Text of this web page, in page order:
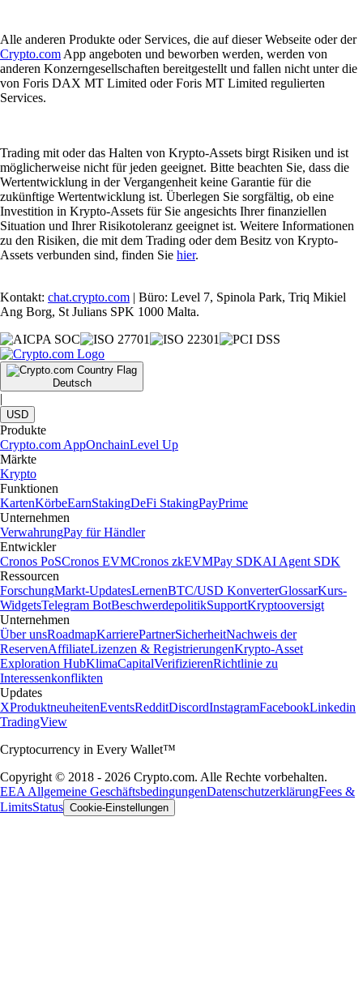
Alle anderen Produkte oder Services, die auf dieser Webseite oder der
Crypto.comApp angeboten und beworben werden, werden von
anderen Konzerngesellschaften bereitgestellt und fallen nicht unter die
von Foris DAX MT Limited oder Foris MT Limited regulierten
Services.
Trading mit oder das Halten von Krypto-Assets birgt Risiken und ist
möglicherweise nicht für jeden geeignet. Bitte beachten Sie, dass die
Wertentwicklung in der Vergangenheit keine Garantie für die
zukünftige Wertentwicklung ist. Überlegen Sie sorgfältig, ob eine
Investition in Krypto-Assets für Sie angesichts Ihrer finanziellen
Situation und Ihrer Risikotoleranz geeignet ist. Weitere Informationen
zu den Risiken, die mit dem Trading oder dem Besitz von Krypto-
Assets verbunden sind, finden Sie hier.
Kontakt: chat.crypto.com | Büro: Level 7, Spinola Park, Triq Mikiel
Ang Borg, St Julians SPK 1000 Malta.
Deutsch
|
USD
Produkte
Crypto.com AppOnchainLevel Up
Märkte
Krypto
Funktionen
KartenKörbeEarnStakingDeFi StakingPayPrime
Unternehmen
VerwahrungPay für Händler
Entwickler
Cronos PoSCronos EVMCronos zkEVMPay SDKAI Agent SDK
Ressourcen
ForschungMarkt-UpdatesLernenBTC/USD KonverterGlossarKurs-
WidgetsTelegram BotBeschwerdepolitikSupportKryptooversigt
Unternehmen
Über unsRoadmapKarrierePartnerSicherheitNachweis der
ReservenAffiliateLizenzen & RegistrierungenKrypto-Asset
Exploration HubKlimaCapitalVerifizierenRichtlinie zu
Interessenkonflikten
Updates
XProduktneuheitenEventsRedditDiscordInstagramFacebookLinkedin
TradingView
Cryptocurrency in Every Wallet™
Copyright © 2018 - 2026 Crypto.com. Alle Rechte vorbehalten.
EEA Allgemeine GeschäftsbedingungenDatenschutzerklärungFees &
LimitsStatus Cookie-Einstellungen